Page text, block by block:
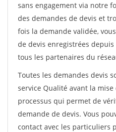
sans engagement via notre
des demandes de devis et
fois la demande validée,
de devis enregistrées
tous les partenaires du
Toutes les demandes devis
service Qualité avant la
processus qui permet de
demande de devis. Vous
contact avec les particuliers